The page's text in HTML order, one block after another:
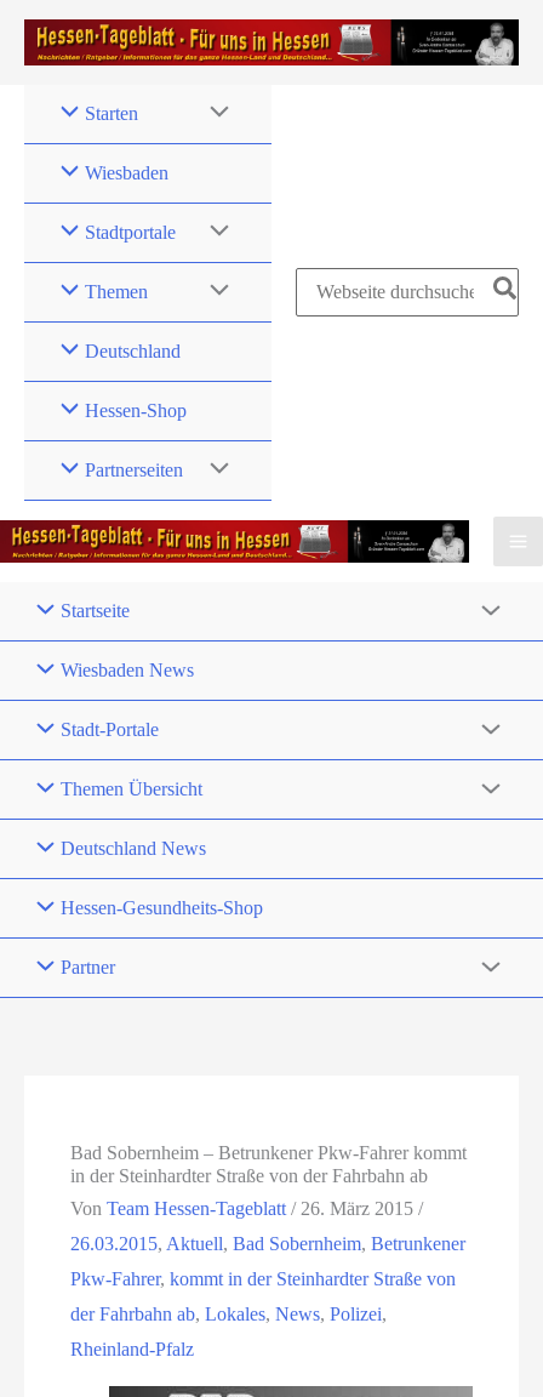
Zum
Inhalt
Starten
Wiesbaden
Stadtportale
Themen
Deutschland
Hessen-Shop
Partnerseiten
Search
Startseite
Wiesbaden News
Stadt-Portale
Themen Übersicht
Deutschland News
Hessen-Gesundheits-Shop
Partner
Bad Sobernheim – Betrunkener Pkw-Fahrer kommt
in der Steinhardter Straße von der Fahrbahn ab
VonTeam Hessen-Tageblatt/ 26. März 2015/
26.03.2015, Aktuell,Bad Sobernheim,Betrunkener
Pkw-Fahrer,kommt in der Steinhardter Straße von
der Fahrbahn ab,Lokales,News,Polizei,
Rheinland-Pfalz